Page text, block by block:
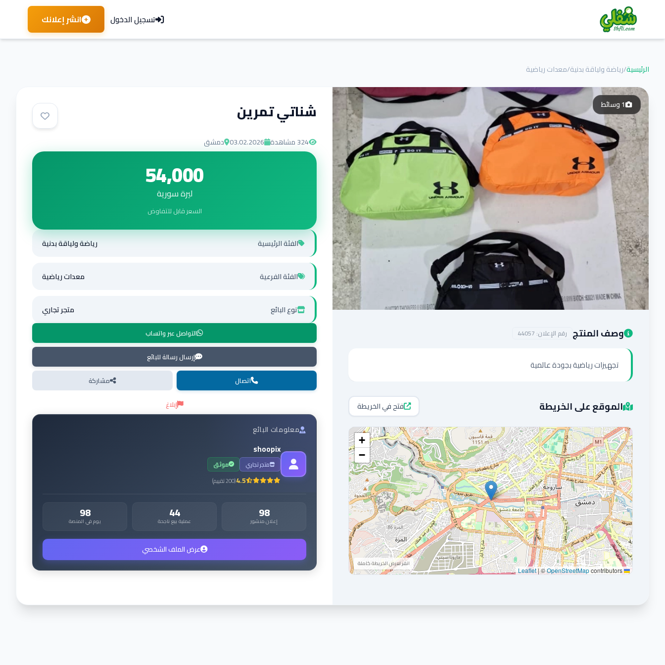
تسجيل الدخول انشر إعلانك
الرئيسية/رياضة ولياقة بدنية/معدات رياضية
1وسائط
وصف المنتج رقم الإعلان: 44057
تجهيزات رياضية بجودة عالمية
الموقع على الخريطة فتح في الخريطة
+
−
Leaflet
|©OpenStreetMapcontributors
انقر لعرض الخريطة كاملة
شناتي تمرين
324مشاهدة 03.02.2026 دمشق
54,000
ليرة سورية
السعر قابل للتفاوض
الفئة الرئيسية رياضة ولياقة بدنية
الفئة الفرعية معدات رياضية
نوع البائع متجر تجاري
التواصل عبر واتساب
إرسال رسالة للبائع
اتصال
مشاركة
إبلاغ
معلومات البائع
shoopix
متجر تجاري موثق
4.5
(
200تقييم)
98
إعلان منشور 44
عملية بيع ناجحة 98
يوم في المنصة
عرض الملف الشخصي